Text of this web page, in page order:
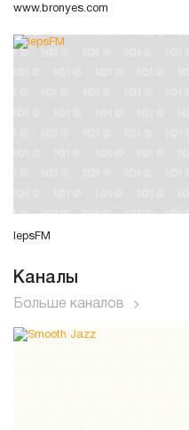
www.bronyes.com
lepsFM
Каналы
Больше каналов